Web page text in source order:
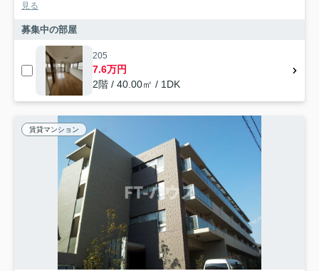
見る
募集中の部屋
205
7.6万円
2階 / 40.00㎡ / 1DK
賃貸マンション